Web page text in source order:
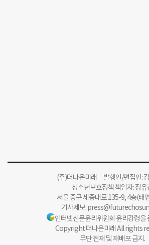
(주)더나은미래 발행인/편집인:
청소년보호정책 책임자: 정유
서울 중구 세종대로 135-9, 4층(태
기사제보:
인터넷신문윤리위원회 윤리강령을
Copyright 더나은미래 All rights
무단 전재 및 재배포 금지.